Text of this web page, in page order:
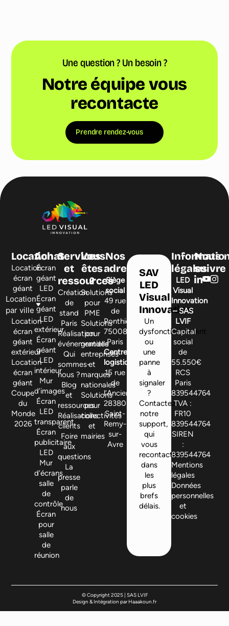
Une question ? Un besoin ?
Notre équipe vous
recontacte
Prendre rendez-vous
Location
Location
écran
géant
Location
par ville
Location
écran
géant
extérieur
Location
écran
géant
Coupe
du
Monde
2026
Achat
Écran
géant
LED
Écran
géant
LED
extérieur
Écran
géant
LED
intérieur
Mur
d’images
Écran
LED
transparent
Écran
publicitaire
LED
Mur
d’écrans
salle
de
contrôle
Écran
pour
salle
de
réunion
Services
et
ressources
Création
de
stand
Paris
Réalisation
événementielle
Qui
sommes-
nous ?
Blog
et
ressources
Réalisations
clients
Foire
aux
questions
La
presse
parle
de
nous
Vous
êtes
?
Solutions
pour
PME
Solutions
pour
grandes
entreprises
et
marques
nationales
Solutions
pour
collectivités
et
mairies
Nos
adresses
Siège
social
49 rue
de
Ponthieu,
75008
Paris
Centre
logistique
15 rue
de
l’Ancienne,
28380
Saint-
Remy-
sur-
Avre
SAV
LED
Visual
Innovation
Un
dysfonctionnement
ou
une
panne
à
signaler
?
Contactez
notre
support,
qui
vous
recontactera
dans
les
plus
brefs
délais.
légales
LED
Visual
Innovation
– SAS
LVIF
Capital
social
de
55.550€
RCS
Paris
839544764
TVA :
FR10
839544764
SIREN
:
839544764
Mentions
légales
Données
personnelles
et
cookies
Nous
suivre
© Copyright 2025 | SAS LVIF
Design & Intégration par Haaakoun.fr